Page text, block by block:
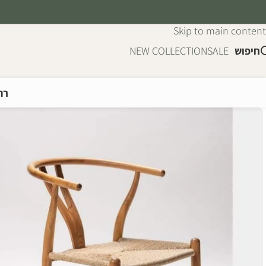
Skip to main content
חיפוש SALE
NEW COLLECTION